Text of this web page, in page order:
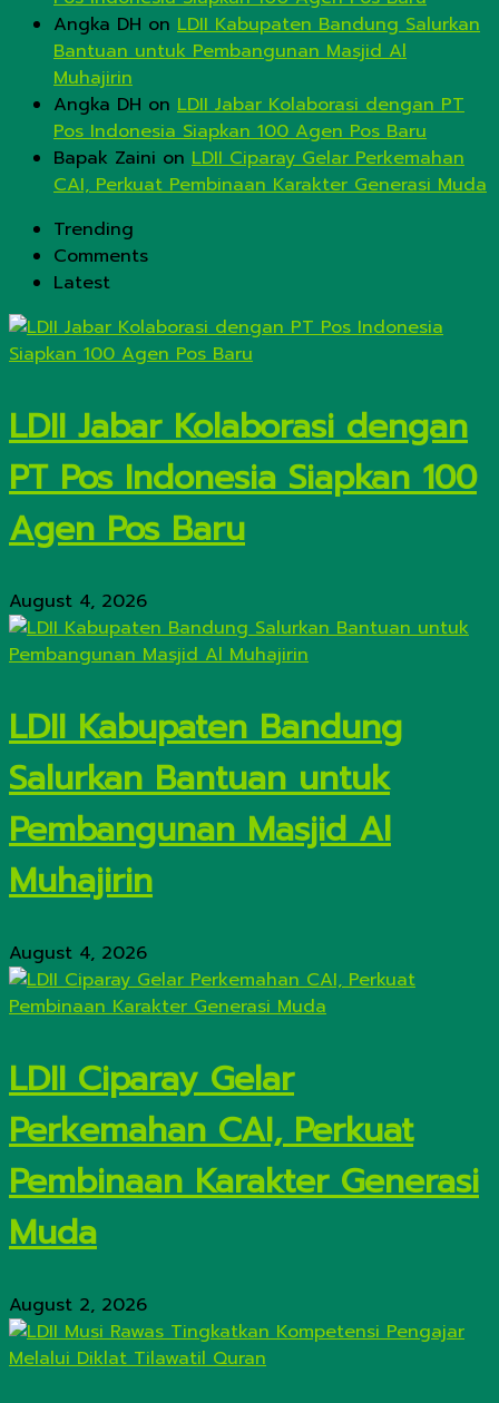
Angka DH on LDII Kabupaten Bandung Salurkan
Bantuan untuk Pembangunan Masjid Al
Muhajirin
Angka DH on LDII Jabar Kolaborasi dengan PT
Pos Indonesia Siapkan 100 Agen Pos Baru
Bapak Zaini on LDII Ciparay Gelar Perkemahan
CAI, Perkuat Pembinaan Karakter Generasi Muda
Trending
Comments
Latest
LDII Jabar Kolaborasi dengan
PT Pos Indonesia Siapkan 100
Agen Pos Baru
August 4, 2026
LDII Kabupaten Bandung
Salurkan Bantuan untuk
Pembangunan Masjid Al
Muhajirin
August 4, 2026
LDII Ciparay Gelar
Perkemahan CAI, Perkuat
Pembinaan Karakter Generasi
Muda
August 2, 2026